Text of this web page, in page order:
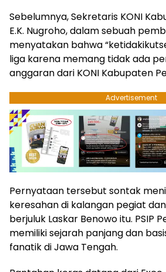
Sebelumnya, Sekretaris KONI
E.K. Nugroho, dalam sebuah
menyatakan bahwa
liga karena memang tidak ada
anggaran dari KONI Kabupaten
Advertisement
Pernyataan tersebut sontak
keresahan di kalangan pegiat
berjuluk Laskar Benowo itu. PSIP
memiliki sejarah panjang dan
fanatik di Jawa Tengah.